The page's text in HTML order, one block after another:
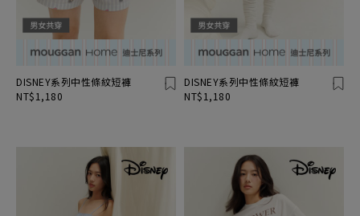
DISNEY系列中性條紋短褲
NT$1,180
DISNEY系列中性條紋短褲
NT$1,180